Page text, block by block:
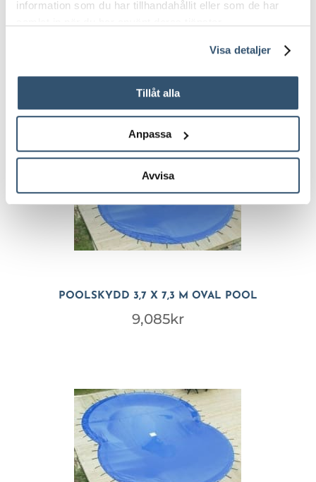
information som du har tillhandahållit eller som de har
Visa detaljer
Tillåt alla
Anpassa
Avvisa
POOLSKYDD 3,5 X 7,5 M OVAL POOL
POOLSKYDD 3,7 X 7,3 M OVAL POOL
9,085kr